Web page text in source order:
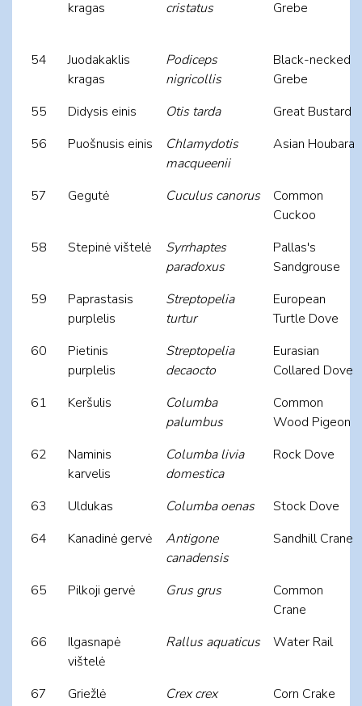
kragas
cristatus
Grebe
54
Juodakaklis
kragas
Podiceps
nigricollis
Black-necked
Grebe
55
Didysis einis Otis tarda
Great Bustard
56
Puošnusis einis
Chlamydotis
macqueenii
Asian Houbara
57 Gegutė Cuculus canorus
Common
Cuckoo
58
Stepinė vištelė
Syrrhaptes
paradoxus
Pallas's
Sandgrouse
59
Paprastasis
purplelis
Streptopelia
turtur
European
Turtle Dove
60
Pietinis
purplelis
Streptopelia
decaocto
Eurasian
Collared Dove
61
Keršulis
Columba
palumbus
Common
Wood Pigeon
62
Naminis
karvelis
Columba livia
domestica
Rock Dove
63 Uldukas Columba oenas
Stock Dove
64
Kanadinė gervė
Antigone
canadensis
Sandhill Crane
65 Pilkoji gervė Grus grus
Common
Crane
66
Ilgasnapė
vištelė
Rallus aquaticus Water Rail
67 Griežlė Crex crex
Corn Crake